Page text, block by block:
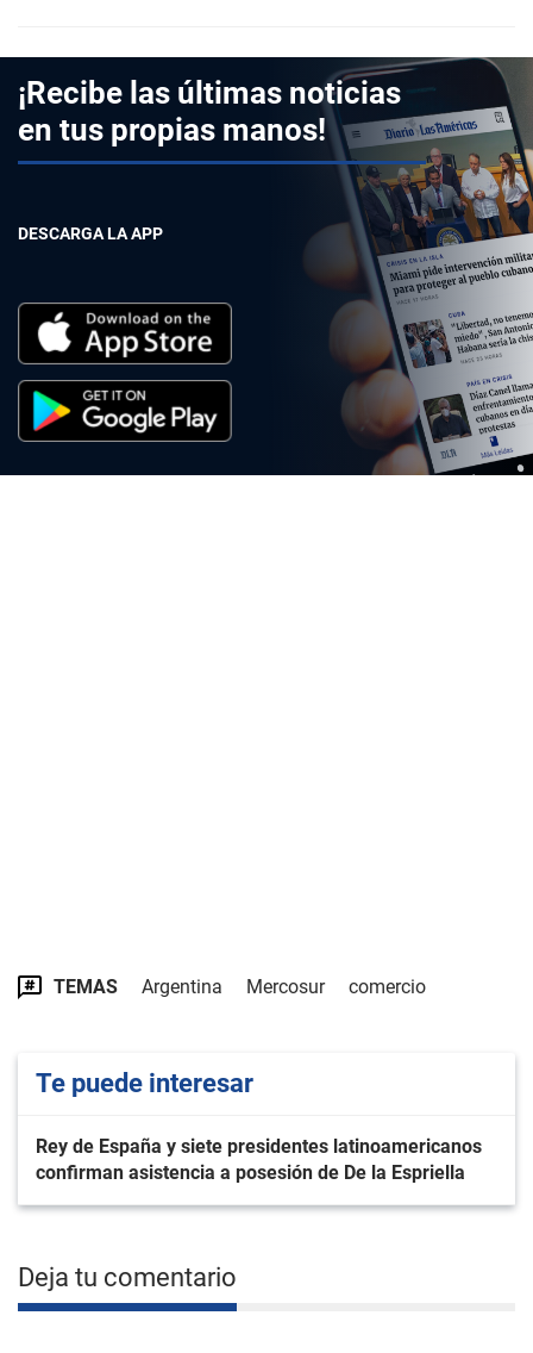
¡Recibe las últimas noticias
en tus propias manos!
DESCARGA LA APP
TEMAS Argentina Mercosur comercio
Te puede interesar
Rey de España y siete presidentes latinoamericanos
confirman asistencia a posesión de De la Espriella
Deja tu comentario